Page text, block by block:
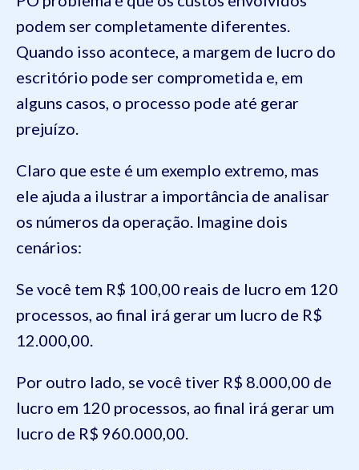
podem ser completamente diferentes.
Quando isso acontece, a margem de lucro do
escritório pode ser comprometida e, em
alguns casos, o processo pode até gerar
prejuízo.
Claro que este é um exemplo extremo, mas
ele ajuda a ilustrar a importância de analisar
os números da operação. Imagine dois
cenários:
Se você tem R$ 100,00 reais de lucro em 120
processos, ao final irá gerar um lucro de R$
12.000,00.
Por outro lado, se você tiver R$ 8.000,00 de
lucro em 120 processos, ao final irá gerar um
lucro de R$ 960.000,00.